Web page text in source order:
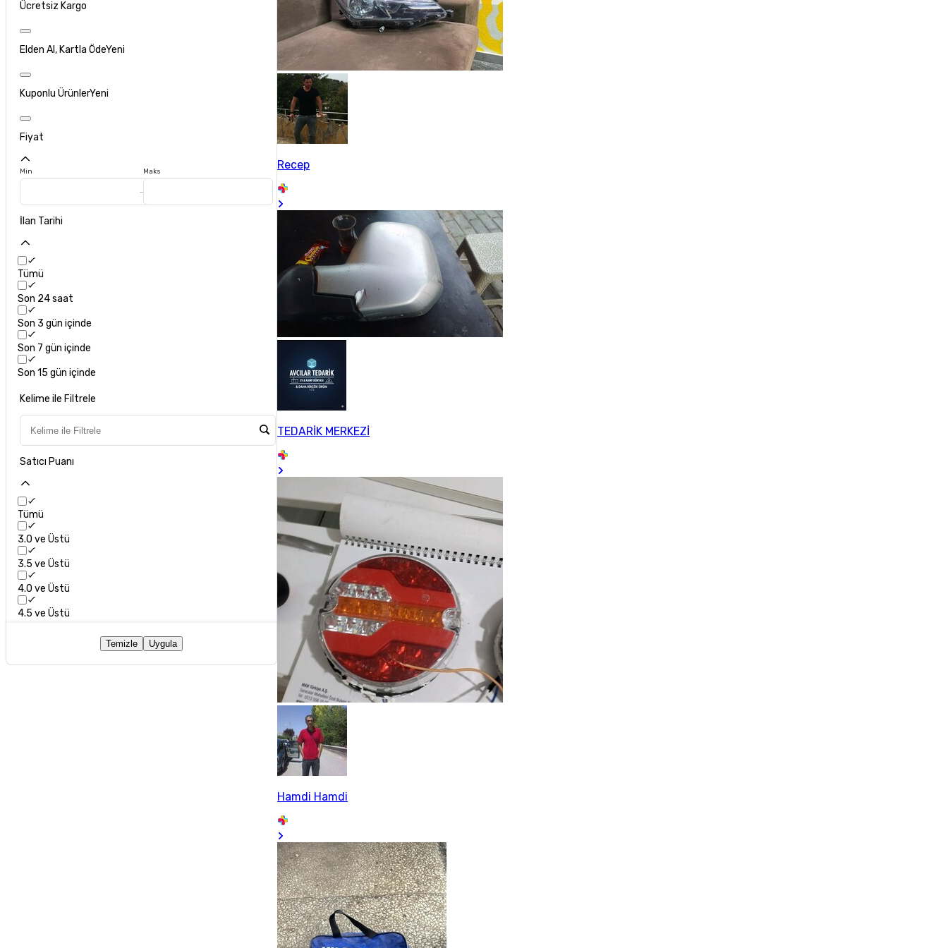
Ücretsiz Kargo
Elden Al, Kartla ÖdeYeni
Kuponlu ÜrünlerYeni
Fiyat
Min Maks
İlan Tarihi
Tümü
Son 24 saat
Son 3 gün içinde
Son 7 gün içinde
Son 15 gün içinde
Kelime ile Filtrele
Satıcı Puanı
Tümü
3.0 ve Üstü
3.5 ve Üstü
4.0 ve Üstü
4.5 ve Üstü
Temizle Uygula
Recep
TEDARİK MERKEZİ
Hamdi Hamdi